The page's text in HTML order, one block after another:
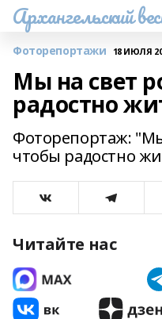
Архангельский
Фоторепортажи 18 ИЮЛЯ
Мы на свет
радостно
Фоторепортаж:
чтобы радостно
Читайте нас